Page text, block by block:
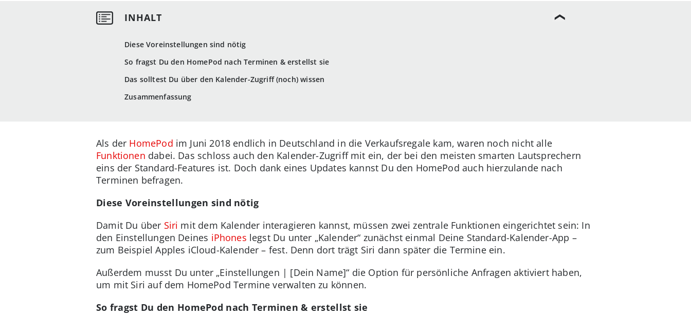
Diese Voreinstellungen sind nötig
So fragst Du den HomePod nach Terminen & erstellst sie
Das solltest Du über den Kalender-Zugriff (noch) wissen
Zusammenfassung
Als der HomePod im Juni 2018 endlich in Deutschland in die Verkaufsregale kam, waren noch nicht alle
Funktionen dabei. Das schloss auch den Kalender-Zugriff mit ein, der bei den meisten smarten Lautsprechern
eins der Standard-Features ist. Doch dank eines Updates kannst Du den HomePod auch hierzulande nach
Terminen befragen.
Diese Voreinstellungen sind nötig
Damit Du über Siri mit dem Kalender interagieren kannst, müssen zwei zentrale Funktionen eingerichtet sein: In
den Einstellungen Deines iPhones legst Du unter „Kalender“ zunächst einmal Deine Standard-Kalender-App –
zum Beispiel Apples iCloud-Kalender – fest. Denn dort trägt Siri dann später die Termine ein.
Außerdem musst Du unter „Einstellungen | [Dein Name]“ die Option für persönliche Anfragen aktiviert haben,
um mit Siri auf dem HomePod Termine verwalten zu können.
So fragst Du den HomePod nach Terminen & erstellst sie